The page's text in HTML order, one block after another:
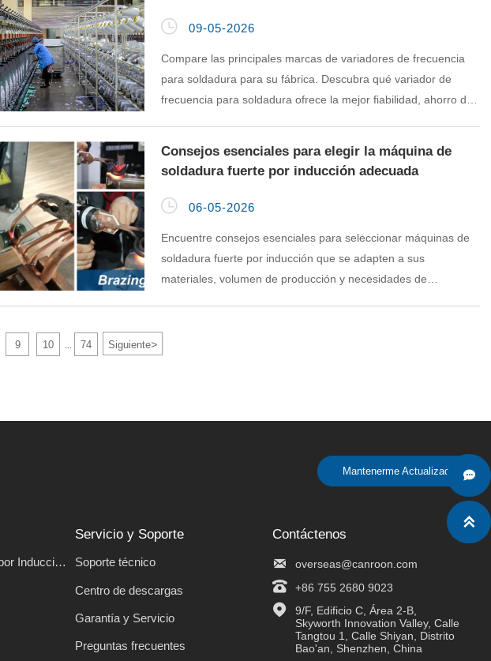
 09-05-2026
Compare las principales marcas de variadores de frecuencia
para soldadura para su fábrica. Descubra qué variador de
frecuencia para soldadura ofrece la mejor fiabilidad, ahorro de
Consejos esenciales para elegir la máquina de
soldadura fuerte por inducción adecuada
 06-05-2026
Encuentre consejos esenciales para seleccionar máquinas de
soldadura fuerte por inducción que se adapten a sus
materiales, volumen de producción y necesidades de
9 10 74 Siguiente>
Mantenerme Actualizado
Aplicaciones de Calentamiento por Inducción
Servicio y Soporte
Soporte técnico
Centro de descargas
Garantía y Servicio
Preguntas frecuentes
Contáctenos

overseas@canroon.com
 +86 755 2680 9023

9/F, Edificio C, Área 2-B,
Skyworth Innovation Valley, Calle
Tangtou 1, Calle Shiyan, Distrito
Bao'an, Shenzhen, China

